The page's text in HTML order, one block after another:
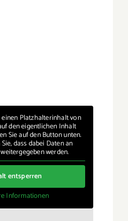
Platzhalterinhalt von
den eigentlichen Inhalt
Sie auf den Button unten.
dass dabei Daten an
werden.
entsperren
Informationen